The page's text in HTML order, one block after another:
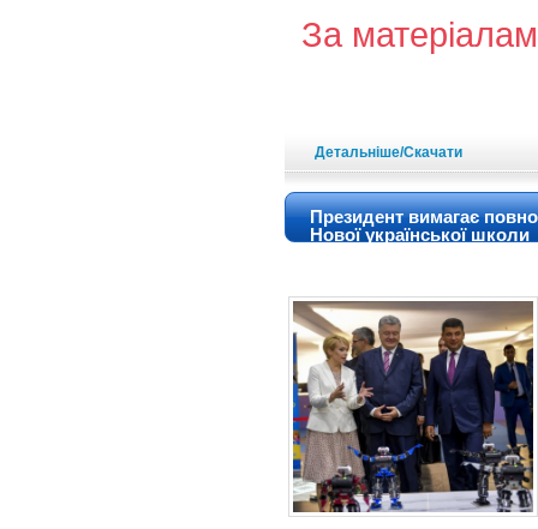
За
Детальніше/Скачати
Президент вимагає
Нової української школи